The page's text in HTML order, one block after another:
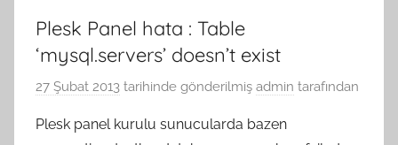
Plesk Panel hata : Table
‘mysql.servers’ doesn’t exist
27 Şubat 2013 tarihinde gönderilmiş admin tarafından
Plesk panel kurulu sunucularda bazen